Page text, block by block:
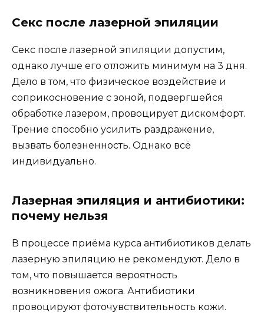
Секс после лазерной эпиляции
Секс после лазерной эпиляции допустим,
однако лучше его отложить минимум на 3 дня.
Дело в том, что физическое воздействие и
соприкосновение с зоной, подвергшейся
обработке лазером, провоцирует дискомфорт.
Трение способно усилить раздражение,
вызвать болезненность. Однако всё
индивидуально.
Лазерная эпиляция и антибиотики:
почему нельзя
В процессе приёма курса антибиотиков делать
лазерную эпиляцию не рекомендуют. Дело в
том, что повышается вероятность
возникновения ожога. Антибиотики
провоцируют фоточувствительность кожи.